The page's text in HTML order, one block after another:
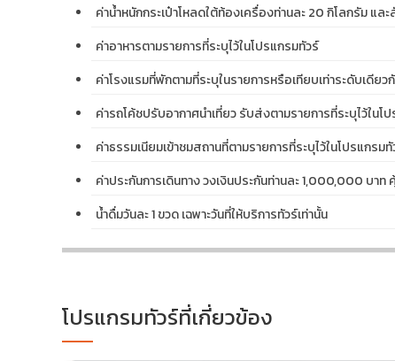
ค่าน้ำหนักกระเป๋าโหลดใต้ท้องเครื่องท่านละ 20 กิโลกรัม แล
ค่าอาหารตามรายการที่ระบุไว้ในโปรแกรมทัวร์
ค่าโรงแรมที่พักตามที่ระบุในรายการหรือเทียบเท่าระดับเดีย
ค่ารถโค้ชปรับอากาศนำเที่ยว รับส่งตามรายการที่ระบุไว้ในโ
ค่าธรรมเนียมเข้าชมสถานที่ตามรายการที่ระบุไว้ในโปรแกรม
ค่าประกันการเดินทาง วงเงินประกันท่านละ 1,000,000 บา
น้ำดื่มวันละ 1 ขวด เฉพาะวันที่ให้บริการทัวร์เท่านั้น
โปรแกรมทัวร์ที่เกี่ยวข้อง